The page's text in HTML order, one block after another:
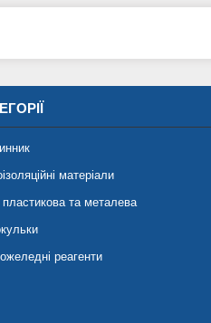
матеріали
та металева
реагенти